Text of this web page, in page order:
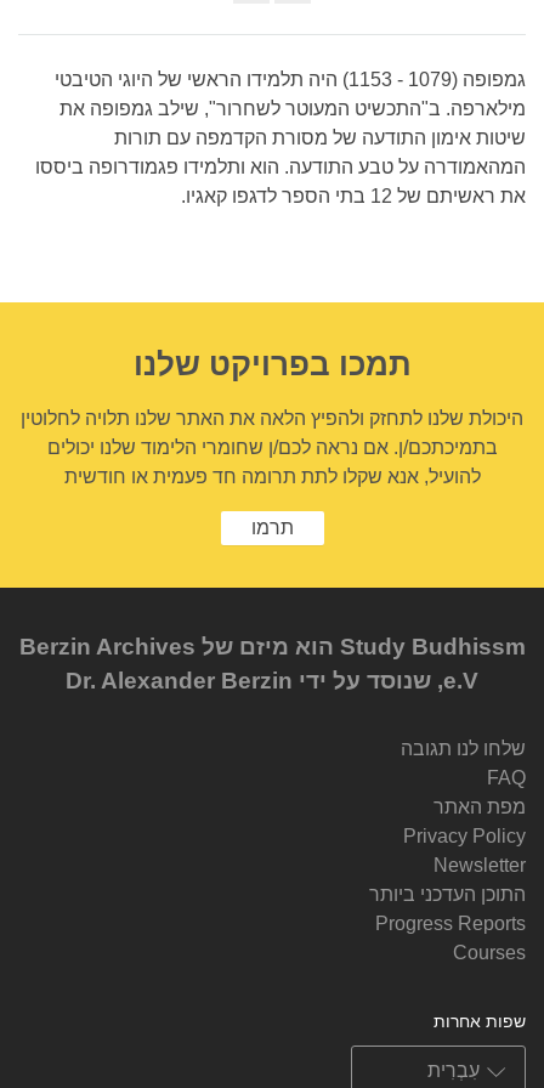
facebook
גמפופה (1079 - 1153) היה תלמידו הראשי של היוגי הטיבטי
מילארפה. ב"התכשיט המעוטר לשחרור", שילב גמפופה את
שיטות אימון התודעה של מסורת הקדמפה עם תורות
המהאמודרה על טבע התודעה. הוא ותלמידו פגמודרופה ביססו
את ראשיתם של 12 בתי הספר לדגפו קאגיו.
תמכו בפרויקט שלנו
היכולת שלנו לתחזק ולהפיץ הלאה את האתר שלנו תלויה לחלוטין
בתמיכתכם/ן. אם נראה לכם/ן שחומרי הלימוד שלנו יכולים
להועיל, אנא שקלו לתת תרומה חד פעמית או חודשית
תרמו
Study Budhissm הוא מיזם של Berzin Archives
e.V, שנוסד על ידי Dr. Alexander Berzin
שלחו לנו תגובה
FAQ
מפת האתר
Privacy Policy
Newsletter
התוכן העדכני ביותר
Progress Reports
Courses
שפות אחרות